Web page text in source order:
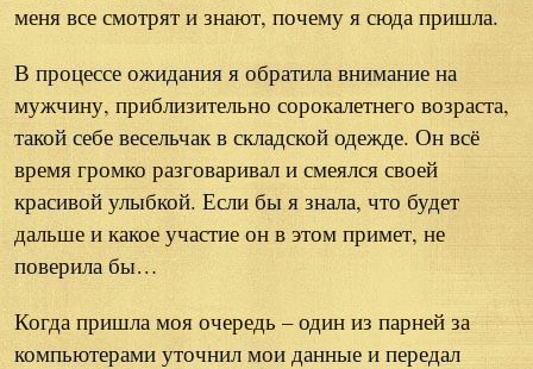
меня все смотрят и знают, почему я сюда пришла.
В процессе ожидания я обратила внимание на
мужчину, приблизительно сорокалетнего возраста,
такой себе весельчак в складской одежде. Он всё
время громко разговаривал и смеялся своей
красивой улыбкой. Если бы я знала, что будет
дальше и какое участие он в этом примет, не
поверила бы…
Когда пришла моя очередь – один из парней за
компьютерами уточнил мои данные и передал